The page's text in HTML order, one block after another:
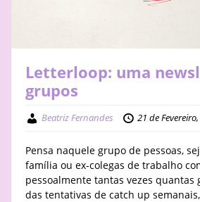
Letterloop: uma
grupos
Beatriz Fernandes 21 de
Pensa naquele grupo de pessoas,
família ou ex-colegas de trabalho
pessoalmente tantas vezes quantas
das tentativas de catch up